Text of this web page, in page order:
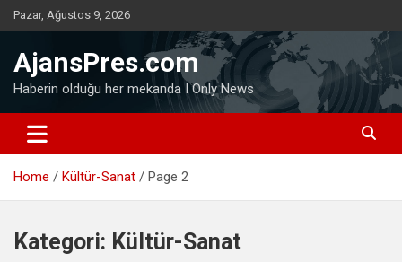
Skip
to
Pazar, Ağustos 9, 2026
AjansPres.com
Haberin olduğu her mekanda I Only News
Home Kültür-Sanat Page 2
Kategori: Kültür-Sanat